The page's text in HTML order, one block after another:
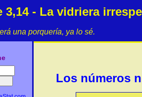
3,14 - La vidriera
una porquería, ya lo sé.
Los números